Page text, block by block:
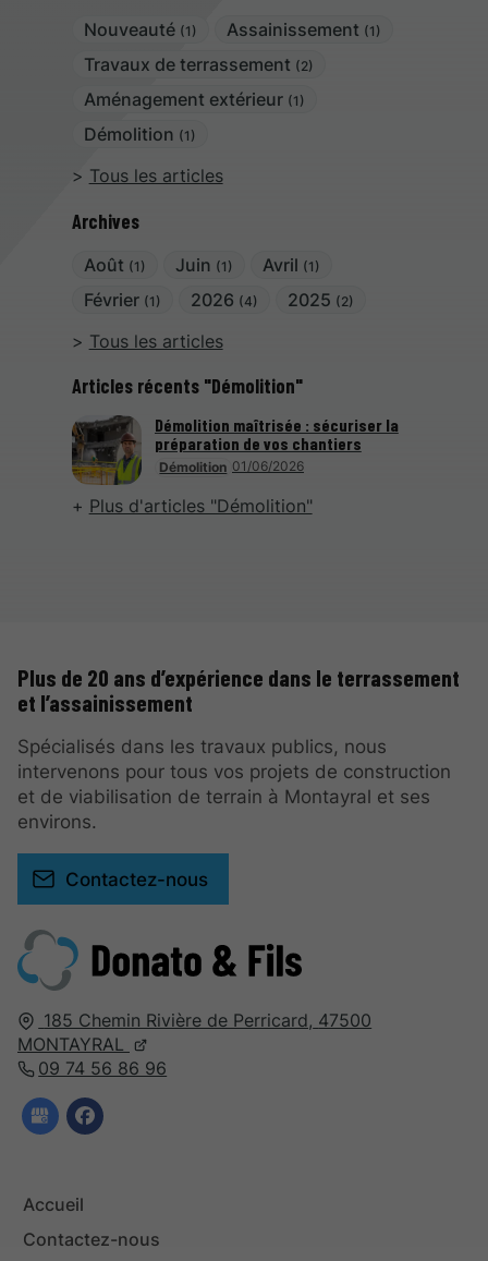
Nouveauté (1) Assainissement (1)
Travaux de terrassement (2)
Aménagement extérieur (1)
Démolition (1)
Tous les articles
Archives
Août (1) Juin (1) Avril (1)
Février (1) 2026 (4) 2025 (2)
Tous les articles
Articles récents "Démolition"
Démolition 01/06/2026
Démolition maîtrisée : sécuriser la
préparation de vos chantiers
Plus d'articles "Démolition"
185 Chemin Rivière de Perricard, 47500
MONTAYRAL
09 74 56 86 96
Accueil
Contactez-nous
Plus de 20 ans d’expérience dans le terrassement
et l’assainissement
Spécialisés dans les travaux publics, nous
intervenons pour tous vos projets de construction
et de viabilisation de terrain à Montayral et ses
environs.
Contactez-nous